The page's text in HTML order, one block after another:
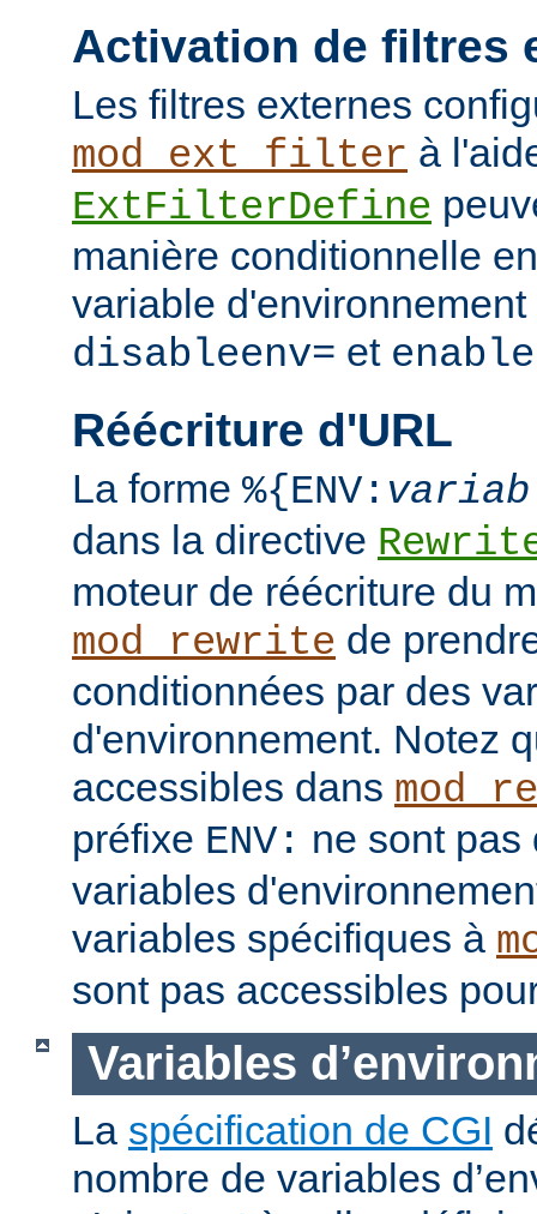
Activation de filtres
Les filtres externes
mod_ext_filter à
ExtFilterDefine
manière conditionnelle
variable
disableenv= et
Réécriture d'URL
La forme %{ENV:
dans la directive
moteur de réécriture du
mod_rewrite de
conditionnées par des
d'environnement. Notez
accessibles dans
préfixe ENV: ne sont pas
variables
variables spécifiques à
sont pas accessibles
Variables
La spécification de CGI
nombre de variables